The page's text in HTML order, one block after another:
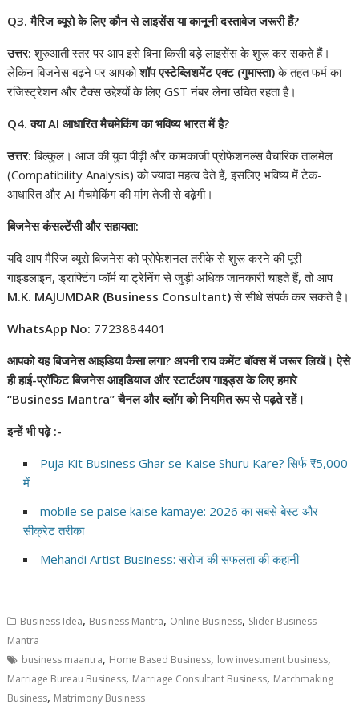
Q3. मैरिज ब्यूरो के लिए कौन से लाइसेंस या कानूनी दस्तावेज जरूरी हैं?
उत्तर: शुरुआती स्तर पर आप इसे बिना किसी बड़े लाइसेंस के शुरू कर सकते हैं।
लेकिन बिजनेस बढ़ने पर आपकोशॉप एस्टेब्लिशमेंट एक्ट (गुमास्ता)के तहत फर्म का
रजिस्ट्रेशन और टैक्स उद्देश्यों के लिए GST नंबर लेना उचित रहता है।
Q4. क्या AI आधारित मैचमेकिंग का भविष्य भारत में है?
उत्तर: बिल्कुल। आज की युवा पीढ़ी और कामकाजी प्रोफेशनल्स वैचारिक तालमेल
(Compatibility Analysis) को ज्यादा महत्व देते हैं, इसलिए भविष्य में टेक-
आधारित और AI मैचमेकिंग की मांग तेजी से बढ़ेगी।
बिजनेस कंसल्टेंसी और सहायता:
यदि आप मैरिज ब्यूरो बिजनेस को प्रोफेशनल तरीके से शुरू करने की पूरी
गाइडलाइन, ड्राफ्टिंग फॉर्म या ट्रेनिंग से जुड़ी अधिक जानकारी चाहते हैं, तो आप
M.K. MAJUMDAR (Business Consultant)से सीधे संपर्क कर सकते हैं।
WhatsApp No: 7723884401
आपको यह बिजनेस आइडिया कैसा लगा? अपनी राय कमेंट बॉक्स में जरूर लिखें। ऐसे
ही हाई-प्रॉफिट बिजनेस आइडियाज और स्टार्टअप गाइड्स के लिए हमारे
“Business Mantra” चैनल और ब्लॉग को नियमित रूप से पढ़ते रहें।
इन्हें भी पढ़े :-
Puja Kit Business Ghar se Kaise Shuru Kare? सिर्फ ₹5,000
में
mobile se paise kaise kamaye: 2026 का सबसे बेस्ट और
सीक्रेट तरीका
Mehandi Artist Business: सरोज की सफलता की कहानी
Business Idea, Business Mantra, Online Business, Slider Business
Mantra
business maantra, Home Based Business, low investment business,
Marriage Bureau Business, Marriage Consultant Business, Matchmaking
Business, Matrimony Business